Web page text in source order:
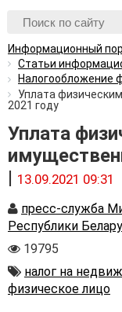
Информационный
Статьи
Налогообложение
Уплата
2021 году
Уплата
| 13.09.2021 09:31
Автор
пресс-служба
Республики
Количество
19795
Автор
налог на
физическое лицо